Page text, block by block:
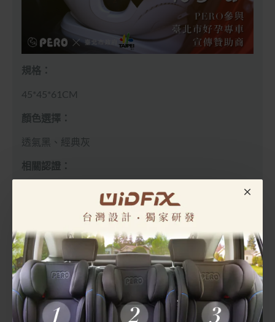
規格：
45*45*61CM
顏色選擇：
透氣黑、經典灰
相關認證：
歐盟ECE(E4)、台灣CNS證書號R55301
歐盟及台灣將汽座分類成0、0+、I、II、III組
PERO Luce90 ISOFIX安全座椅適用體重：
0組: 0-9公斤
0+組: 0-13公斤